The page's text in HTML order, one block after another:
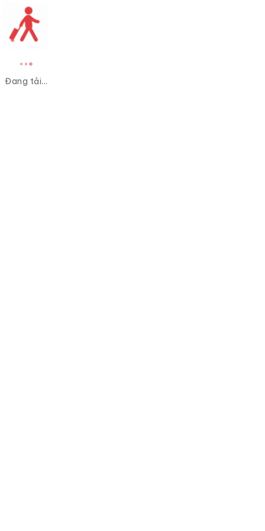
Đang tải...